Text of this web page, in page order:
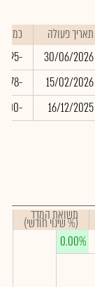
תאריך פעולה
כמות
30/06/2026
-657,395
15/02/2026
-447,778
16/12/2025
-77,400
תשואת המדד
(% שינוי חודשי)
0.00%